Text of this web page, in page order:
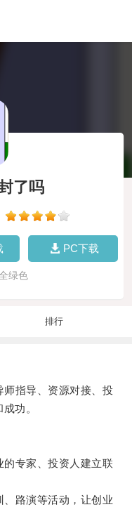
了吗
PC下载
绿色
排行
指导、资源对接、投
功。
专家、投资人建立联
路演等活动，让创业